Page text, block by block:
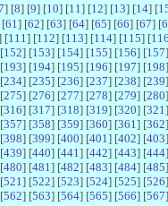
] [8] [9] [10] [11 ] [12] [13] [14] [
[61 ] [62] [63] [64] [65] [66] [67] [
[111 ] [112] [113] [114] [115] [116
152] [153] [154] [155] [156] [157
193] [194] [195] [196] [197] [198
234] [235] [236] [237] [238] [239
275] [276] [277] [278] [279] [280
316] [317] [318] [319] [320] [321
357] [358] [359] [360] [361 ] [362
398] [399] [400] [401 ] [402] [403
439] [440] [441 ] [442] [443] [444
480] [481 ] [482] [483] [484] [485
521 ] [522] [523] [524] [525] [526
562] [563] [564] [565] [566] [567